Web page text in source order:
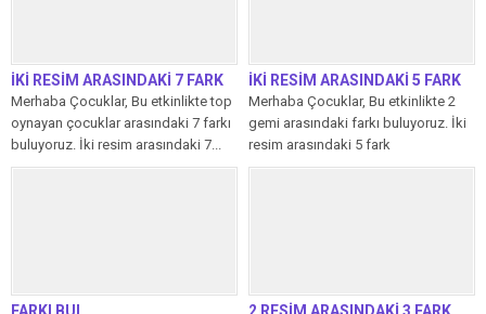
İKİ RESİM ARASINDAKİ 7 FARK
Merhaba Çocuklar, Bu etkinlikte top
oynayan çocuklar arasındaki 7 farkı
buluyoruz. İki resim arasındaki 7...
İKİ RESİM ARASINDAKİ 5 FARK
Merhaba Çocuklar, Bu etkinlikte 2
gemi arasındaki farkı buluyoruz. İki
resim arasındaki 5 fark
etkinliğimizi...